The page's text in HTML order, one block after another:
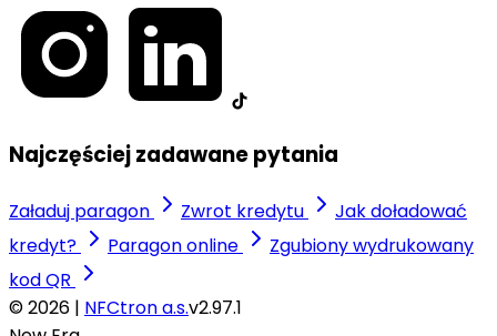
Najczęściej zadawane pytania
Załaduj paragon Zwrot kredytu
Jak doładować
kredyt?
Paragon online
Zgubiony wydrukowany
kod QR
© 2026 | NFCtron a.s.v2.97.1